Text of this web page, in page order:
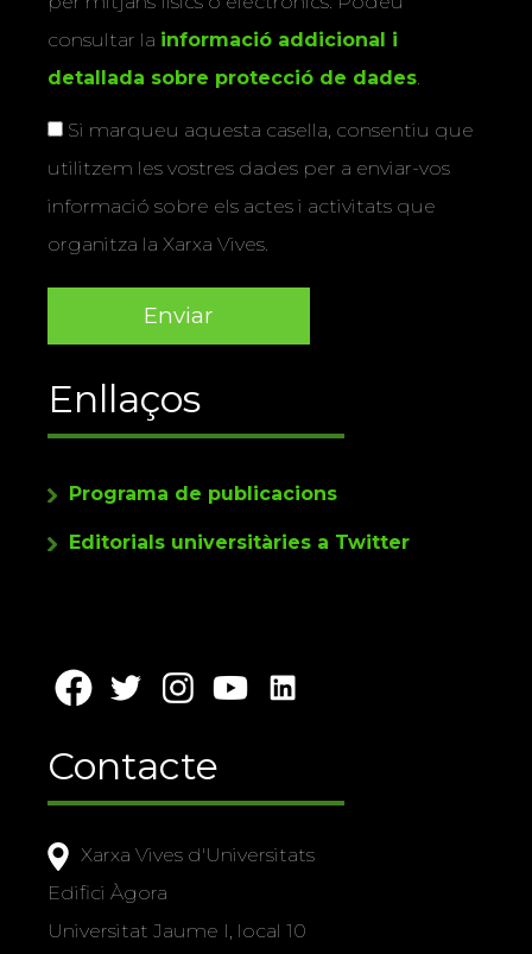
consultar la informació addicional i
detallada sobre protecció de dades
Si marqueu aquesta casella, consentiu que
utilitzem les vostres dades per a enviar-vos
informació sobre els actes i activitats que
organitza la Xarxa Vives.
Enllaços
Programa de publicacions
Editorials universitàries a Twitter
Contacte
Xarxa Vives d'Universitats
Edifici Àgora
Universitat Jaume I, local 10